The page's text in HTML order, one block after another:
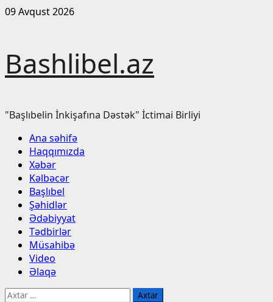
Skip
09 Avqust 2026
Bashlibel.az
"Başlıbelin İnkişafına Dəstək" İctimai Birliyi
Primary
Menu
Ana səhifə
Haqqımızda
Xəbər
Kəlbəcər
Başlıbel
Şəhidlər
Ədəbiyyat
Tədbirlər
Müsahibə
Video
Əlaqə
Axtarış: